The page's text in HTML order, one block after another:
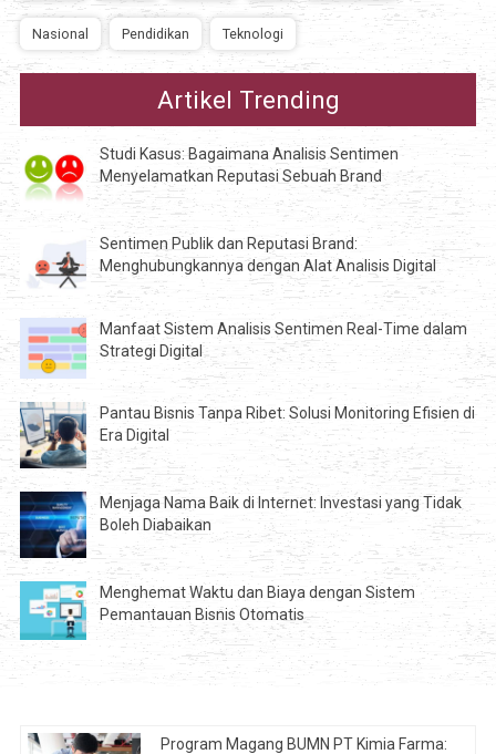
Nasional Pendidikan Teknologi
Artikel Trending
Studi Kasus: Bagaimana Analisis Sentimen
Menyelamatkan Reputasi Sebuah Brand
Sentimen Publik dan Reputasi Brand:
Menghubungkannya dengan Alat Analisis Digital
Manfaat Sistem Analisis Sentimen Real-Time dalam
Strategi Digital
Pantau Bisnis Tanpa Ribet: Solusi Monitoring Efisien di
Era Digital
Menjaga Nama Baik di Internet: Investasi yang Tidak
Boleh Diabaikan
Menghemat Waktu dan Biaya dengan Sistem
Pemantauan Bisnis Otomatis
Program Magang BUMN PT Kimia Farma: